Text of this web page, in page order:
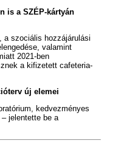
is a SZÉP-kártyán
a szociális hozzájárulási
valamint
2021-ben
a kifizetett cafeteria-
új elemei
kedvezményes
jelentette be a